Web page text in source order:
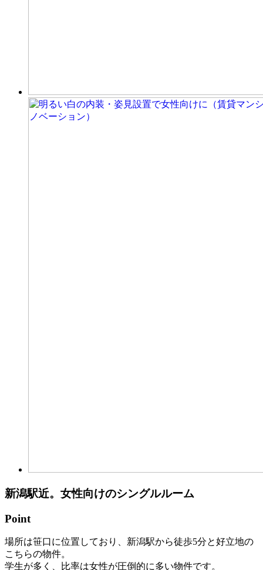
新潟駅近。女性向けのシングルルーム
Point
場所は笹口に位置しており、新潟駅から徒歩5分と好立地の
こちらの物件。
学生が多く、比率は女性が圧倒的に多い物件です。